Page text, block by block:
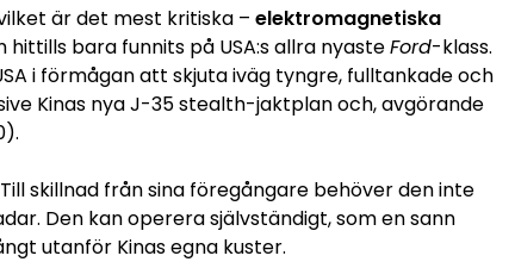
är det mest kritiska – elektromagnetiska
bara funnits på USA:s allra nyasteFord-klass.
i förmågan att skjuta iväg tyngre, fulltankade och
Kinas nya J-35 stealth-jaktplan och, avgörande
skillnad från sina föregångare behöver den inte
Den kan operera självständigt, som en sann
utanför Kinas egna kuster.